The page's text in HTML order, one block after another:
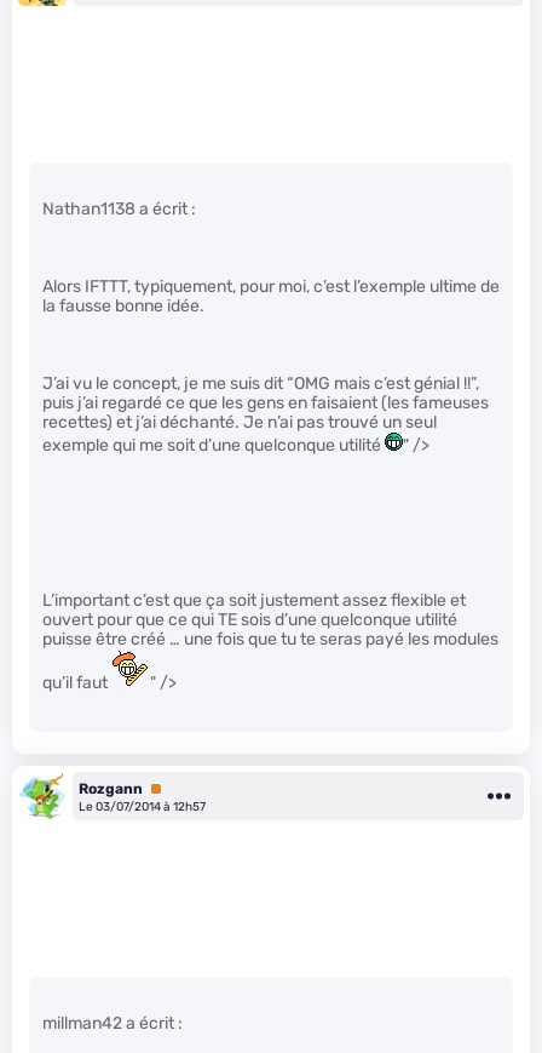
Nathan1138 a écrit :
Alors IFTTT, typiquement, pour moi, c’est l’exemple ultime de
la fausse bonne idée.
J’ai vu le concept, je me suis dit “OMG mais c’est génial !!”,
puis j’ai regardé ce que les gens en faisaient (les fameuses
recettes) et j’ai déchanté. Je n’ai pas trouvé un seul
exemple qui me soit d’une quelconque utilité
" />
L’important c’est que ça soit justement assez flexible et
ouvert pour que ce qui TE sois d’une quelconque utilité
puisse être créé … une fois que tu te seras payé les modules
qu’il faut " />
Rozgann
Premium
Le 03/07/2014 à 12h57
millman42 a écrit :